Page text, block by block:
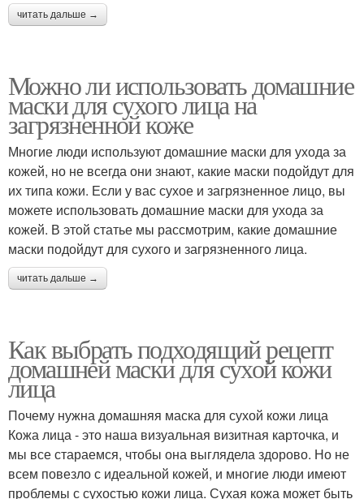
читать дальше →
Можно ли использовать домашние
маски для сухого лица на
загрязненной коже
Многие люди используют домашние маски для ухода за
кожей, но не всегда они знают, какие маски подойдут для
их типа кожи. Если у вас сухое и загрязненное лицо, вы
можете использовать домашние маски для ухода за
кожей. В этой статье мы рассмотрим, какие домашние
маски подойдут для сухого и загрязненного лица.
читать дальше →
Как выбрать подходящий рецепт
домашней маски для сухой кожи
лица
Почему нужна домашняя маска для сухой кожи лица
Кожа лица - это наша визуальная визитная карточка, и
мы все стараемся, чтобы она выглядела здорово. Но не
всем повезло с идеальной кожей, и многие люди имеют
проблемы с сухостью кожи лица. Сухая кожа может быть